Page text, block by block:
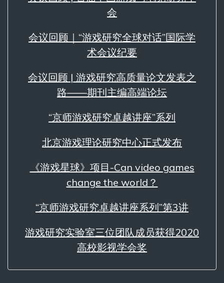
会
会议回顾｜“游戏研究全球对话”国际学
术会议纪要
会议回顾 | 游戏研究高质量论文发表之
路——期刊主编高端论坛
“京师游戏研究卓越讲座”系列
北京游戏理论研究中心正式发布
《游戏星球》项目-Can video games
change the world？
“京师游戏研究卓越讲座系列”第3讲
游戏研究实验室三位团队成员获得2020
高校影视学会奖